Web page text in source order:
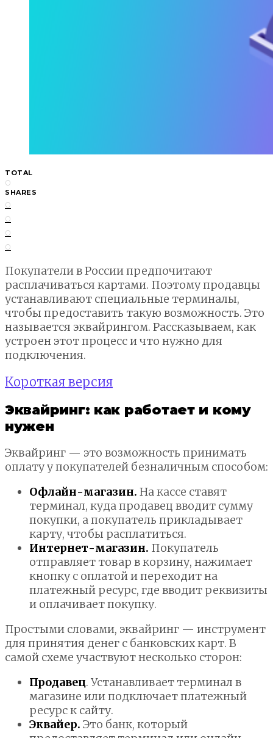
TOTAL
0
SHARES
0
0
0
0
Покупатели в России предпочитают
расплачиваться картами. Поэтому продавцы
устанавливают специальные терминалы,
чтобы предоставить такую возможность. Это
называется эквайрингом. Рассказываем, как
устроен этот процесс и что нужно для
подключения.
Короткая версия
Эквайринг: как работает и кому
нужен
Эквайринг — это возможность принимать
оплату у покупателей безналичным способом:
Офлайн-магазин. На кассе ставят
терминал, куда продавец вводит сумму
покупки, а покупатель прикладывает
карту, чтобы расплатиться.
Интернет-магазин. Покупатель
отправляет товар в корзину, нажимает
кнопку с оплатой и переходит на
платежный ресурс, где вводит реквизиты
и оплачивает покупку.
Простыми словами, эквайринг — инструмент
для принятия денег с банковских карт. В
самой схеме участвуют несколько сторон:
Продавец. Устанавливает терминал в
магазине или подключает платежный
ресурс к сайту.
Эквайер. Это банк, который